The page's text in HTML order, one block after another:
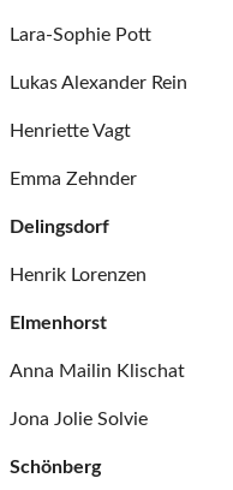
Lara-Sophie Pott
Lukas Alexander Rein
Henriette Vagt
Emma Zehnder
Delingsdorf
Henrik Lorenzen
Elmenhorst
Anna Mailin Klischat
Jona Jolie Solvie
Schönberg